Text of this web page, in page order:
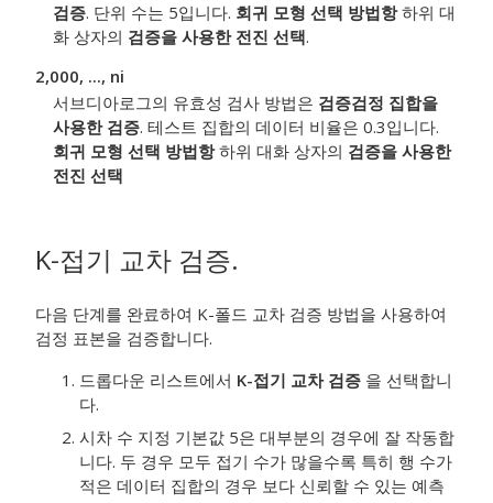
검증. 단위 수는 5입니다. 회귀 모형 선택 방법항하위 대
화 상자의 검증을 사용한 전진 선택.
2,000, ..., ni
서브디아로그의 유효성 검사 방법은 검증검정 집합을
사용한 검증. 테스트 집합의 데이터 비율은 0.3입니다.
회귀 모형 선택 방법항하위 대화 상자의 검증을 사용한
전진 선택
K-접기 교차 검증.
다음 단계를 완료하여 K-폴드 교차 검증 방법을 사용하여
검정 표본을 검증합니다.
드롭다운 리스트에서 K-접기 교차 검증 을 선택합니
다.
시차 수 지정 기본값 5은 대부분의 경우에 잘 작동합
니다. 두 경우 모두 접기 수가 많을수록 특히 행 수가
적은 데이터 집합의 경우 보다 신뢰할 수 있는 예측